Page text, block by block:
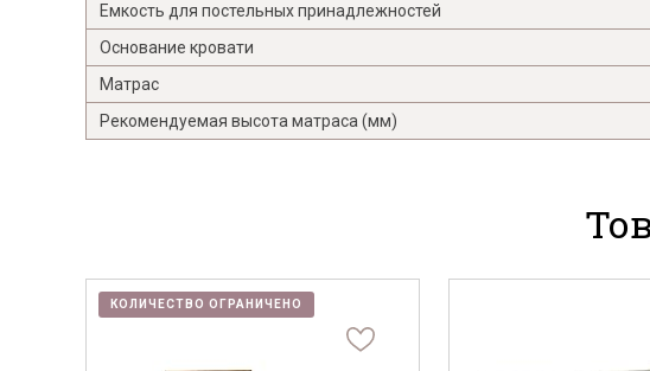
Емкость для постельных принадлежностей
Основание кровати
Матрас
Рекомендуемая высота матраса (мм)
КОЛИЧЕСТВО ОГРАНИЧЕНО